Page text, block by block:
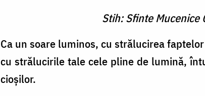
Stih: Sfinte
Ca un soare luminos, cu strălucirea
cu strălucirile tale cele pline de lumină,
cioşilor.